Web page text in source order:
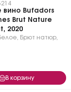
вино Bufadors
Brut Nature
2020
Брют натюр
В корзину